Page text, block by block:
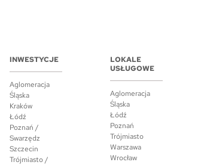
INWESTYCJE
Aglomeracja
Śląska
Kraków
Łódź
Poznań /
Swarzędz
Szczecin
Trójmiasto /
LOKALE
USŁUGOWE
Aglomeracja
Śląska
Łódź
Poznań
Trójmiasto
Warszawa
Wrocław